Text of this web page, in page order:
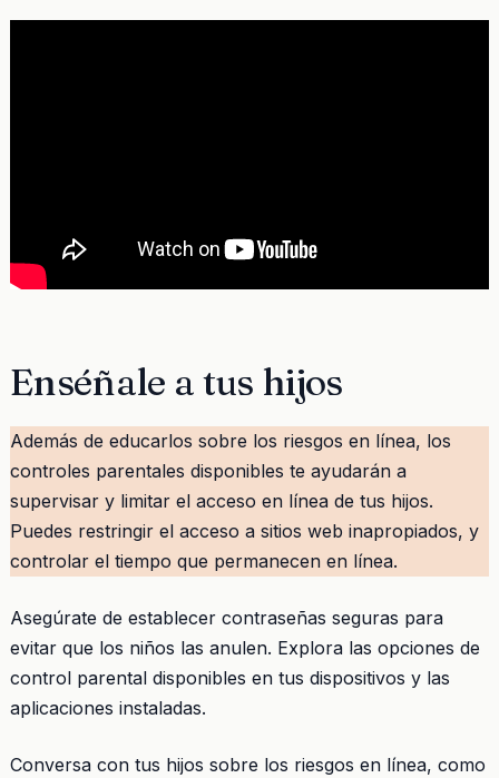
Enséñale a tus hijos
Además de educarlos sobre los riesgos en línea, los
controles parentales disponibles te ayudarán a
supervisar y limitar el acceso en línea de tus hijos.
Puedes restringir el acceso a sitios web inapropiados, y
controlar el tiempo que permanecen en línea.
Asegúrate de establecer contraseñas seguras para
evitar que los niños las anulen. Explora las opciones de
control parental disponibles en tus dispositivos y las
aplicaciones instaladas.
Conversa con tus hijos sobre los riesgos en línea, como